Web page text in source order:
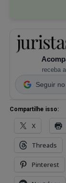
receba
Seguir
Compartilhe isso:
X
Threads
Pinterest